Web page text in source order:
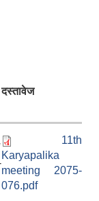
दस्तावेज
11th
Karyapalika
meeting 2075-
076.pdf